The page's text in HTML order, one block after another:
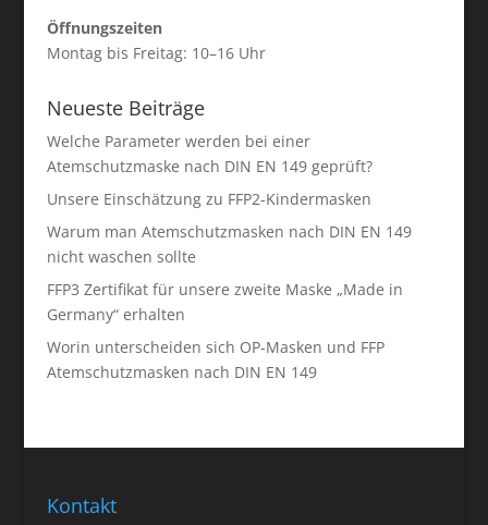
Öffnungszeiten
Montag bis Freitag: 10–16 Uhr
Neueste Beiträge
Welche Parameter werden bei einer
Atemschutzmaske nach DIN EN 149 geprüft?
Unsere Einschätzung zu FFP2-Kindermasken
Warum man Atemschutzmasken nach DIN EN 149
nicht waschen sollte
FFP3 Zertifikat für unsere zweite Maske „Made in
Germany“ erhalten
Worin unterscheiden sich OP-Masken und FFP
Atemschutzmasken nach DIN EN 149
Kontakt